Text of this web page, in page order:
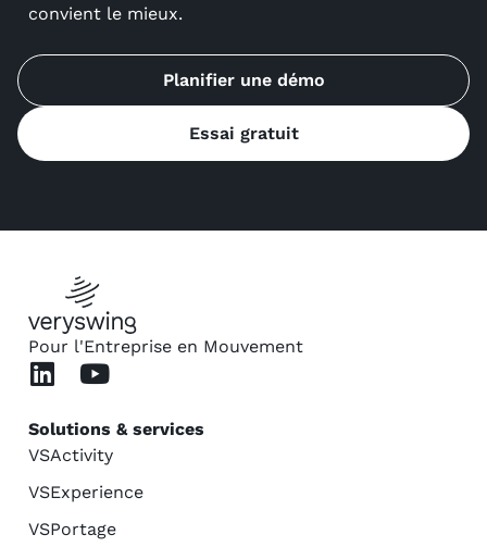
convient le mieux.
Planifier une démo
Essai gratuit
Pour l'Entreprise en Mouvement
Solutions & services
VSActivity
VSExperience
VSPortage